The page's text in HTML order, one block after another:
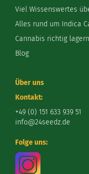
Viel Wissenswertes
Alles rund um Indica
Cannabis richtig lagern
Blog
Über uns
Kontakt:
+49 (0) 151 633 939 51
info@24seedz.de
Folge uns: